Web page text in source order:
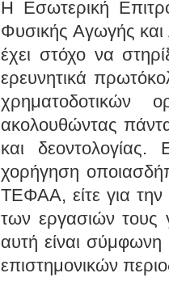
Η Εσωτερική
Φυσικής Αγωγής
έχει στόχο να
ερευνητικά
χρηματοδοτικών
ακολουθώντας
και
χορήγηση
ΤΕΦΑΑ, είτε για
των εργασιών τους
αυτή είναι σύμφωνη
επιστημονικών